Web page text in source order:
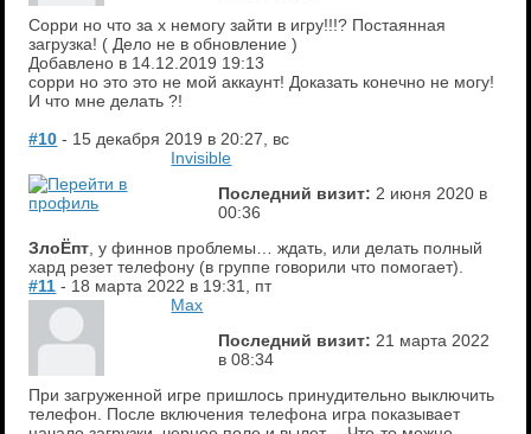
Сорри но что за х немогу зайти в игру!!!? Постаянная
загрузка! ( Дело не в обновление )
Добавлено в 14.12.2019 19:13
сорри но это это не мой аккаунт! Доказать конечно не могу!
И что мне делать ?!
#10 - 15 декабря 2019 в 20:27, вс
Invisible
Последний визит: 2 июня 2020 в
00:36
ЗлоЁпт , у финнов проблемы… ждать, или делать полный
хард резет телефону (в группе говорили что помогает).
#11 - 18 марта 2022 в 19:31, пт
Max
Последний визит: 21 марта 2022
в 08:34
При загруженной игре пришлось принудительно выключить
телефон. После включения телефона игра показывает